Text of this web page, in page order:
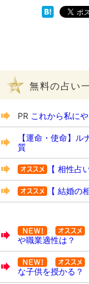
無料の占い
PR これから私に
【運命・使命】
質
【 相性占
【 結婚の
や職業適性は？
な子供を授かる？